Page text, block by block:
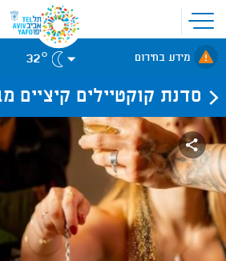
פתיחת
תפריט
אתר
לאתר עיריית
תל-אביב
מידע בחירום 32°
סדנת קוקטיילים קיציים